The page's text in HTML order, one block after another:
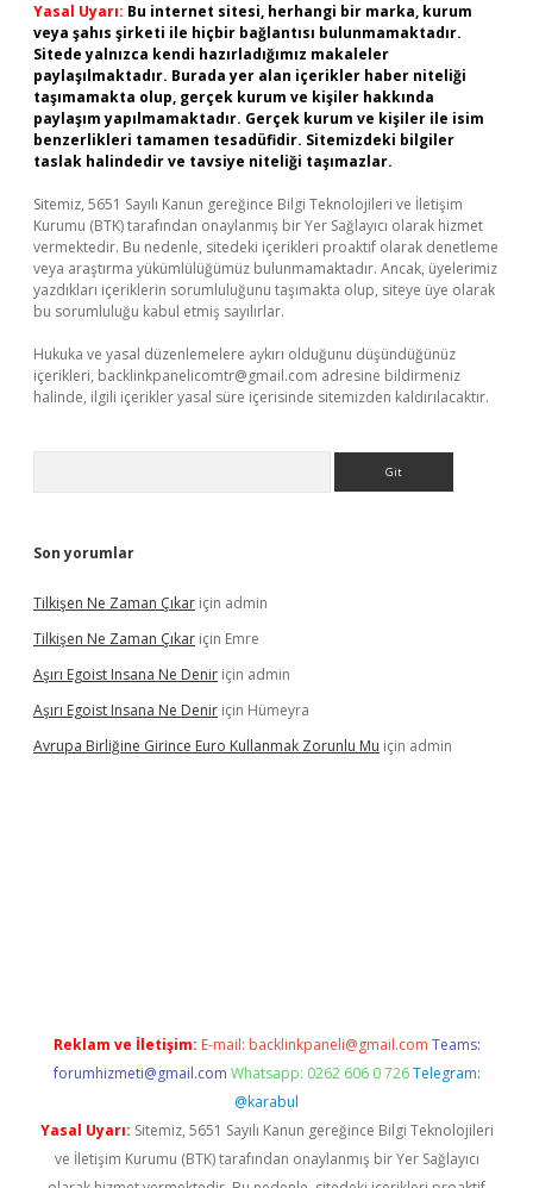
Yasal Uyarı: Bu internet sitesi, herhangi bir marka, kurum
veya şahıs şirketi ile hiçbir bağlantısı bulunmamaktadır.
Sitede yalnızca kendi hazırladığımız makaleler
paylaşılmaktadır. Burada yer alan içerikler haber niteliği
taşımamakta olup, gerçek kurum ve kişiler hakkında
paylaşım yapılmamaktadır. Gerçek kurum ve kişiler ile isim
benzerlikleri tamamen tesadüfidir. Sitemizdeki bilgiler
taslak halindedir ve tavsiye niteliği taşımazlar.
Sitemiz, 5651 Sayılı Kanun gereğince Bilgi Teknolojileri ve İletişim
Kurumu (BTK) tarafından onaylanmış bir Yer Sağlayıcı olarak hizmet
vermektedir. Bu nedenle, sitedeki içerikleri proaktif olarak denetleme
veya araştırma yükümlülüğümüz bulunmamaktadır. Ancak, üyelerimiz
yazdıkları içeriklerin sorumluluğunu taşımakta olup, siteye üye olarak
bu sorumluluğu kabul etmiş sayılırlar.
Hukuka ve yasal düzenlemelere aykırı olduğunu düşündüğünüz
içerikleri, backlinkpanelicomtr@gmail.com adresine bildirmeniz
halinde, ilgili içerikler yasal süre içerisinde sitemizden kaldırılacaktır.
Son yorumlar
Tilkişen Ne Zaman Çıkar için admin
Tilkişen Ne Zaman Çıkar için Emre
Aşırı Egoist Insana Ne Denir için admin
Aşırı Egoist Insana Ne Denir için Hümeyra
Avrupa Birliğine Girince Euro Kullanmak Zorunlu Mu için admin
Reklam ve İletişim: E-mail: backlinkpaneli@gmail.com Teams:
forumhizmeti@gmail.com Whatsapp: 0262 606 0 726 Telegram:
@karabul
Yasal Uyarı: Sitemiz, 5651 Sayılı Kanun gereğince Bilgi Teknolojileri
ve İletişim Kurumu (BTK) tarafından onaylanmış bir Yer Sağlayıcı